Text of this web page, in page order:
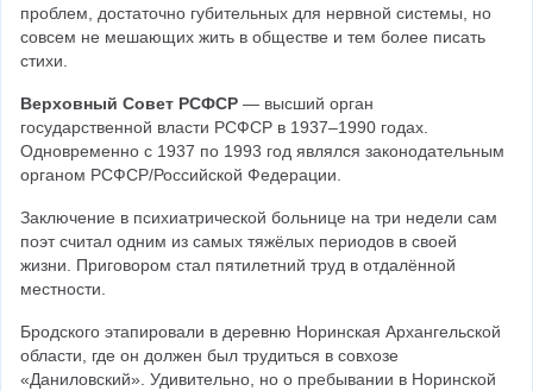
проблем, достаточно губительных для нервной системы, но
совсем не мешающих жить в обществе и тем более писать
стихи.
Верховный Совет РСФСР — высший орган
государственной власти РСФСР в 1937–1990 годах.
Одновременно с 1937 по 1993 год являлся законодательным
органом РСФСР/Российской Федерации.
Заключение в психиатрической больнице на три недели сам
поэт считал одним из самых тяжёлых периодов в своей
жизни. Приговором стал пятилетний труд в отдалённой
местности.
Бродского этапировали в деревню Норинская Архангельской
области, где он должен был трудиться в совхозе
«Даниловский». Удивительно, но о пребывании в Норинской